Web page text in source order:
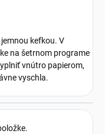
kefkou. V
na šetrnom programe
vnútro papierom,
vyschla.